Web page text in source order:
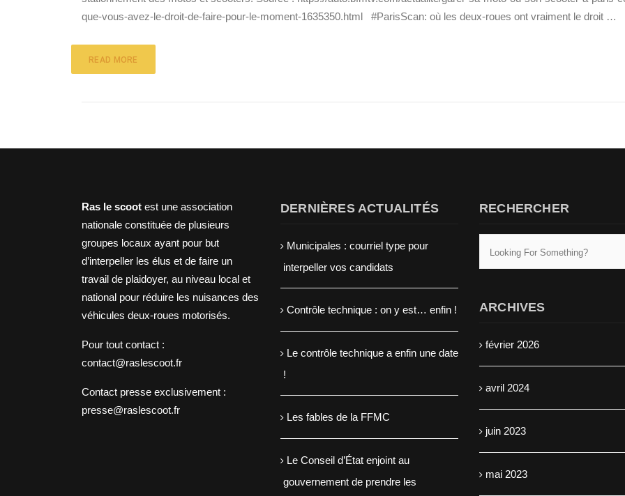
que-vous-avez-le-droit-de-faire-pour-le-moment-1635350.html #ParisScan: où les deux-roues ont vraiment le droit …
READ MORE
Ras le scoot est une association
nationale constituée de plusieurs
groupes locaux ayant pour but
d’interpeller les élus et de faire un
travail de plaidoyer, au niveau local et
national pour réduire les nuisances des
véhicules deux-roues motorisés.
Pour tout contact :
contact@raslescoot.fr
Contact presse exclusivement :
presse@raslescoot.fr
DERNIÈRES ACTUALITÉS
Municipales : courriel type pour
interpeller vos candidats
Contrôle technique : on y est… enfin !
Le contrôle technique a enfin une date
!
Les fables de la FFMC
Le Conseil d’État enjoint au
gouvernement de prendre les
RECHERCHER
ARCHIVES
février 2026
avril 2024
juin 2023
mai 2023